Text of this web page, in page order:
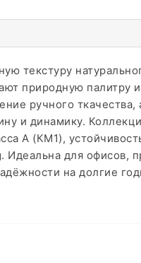
текстуру
природную палитру
ручного ткачества,
и динамику.
А (КМ1),
Идеальна для офисов,
на долгие